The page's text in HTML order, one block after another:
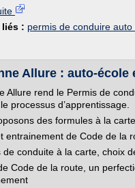
liés : permis de conduire
Allure : auto-
Allure rend le Permis de
processus d’apprentissage.
des formules à la
entrainement de Code de la
de conduite à la carte, choix
Code de la route, un